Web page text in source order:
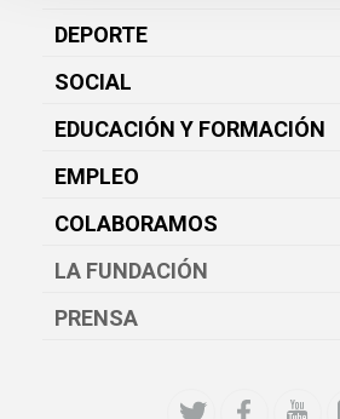
DEPORTE
SOCIAL
EDUCACIÓN Y FORMACIÓN
EMPLEO
COLABORAMOS
LA FUNDACIÓN
PRENSA